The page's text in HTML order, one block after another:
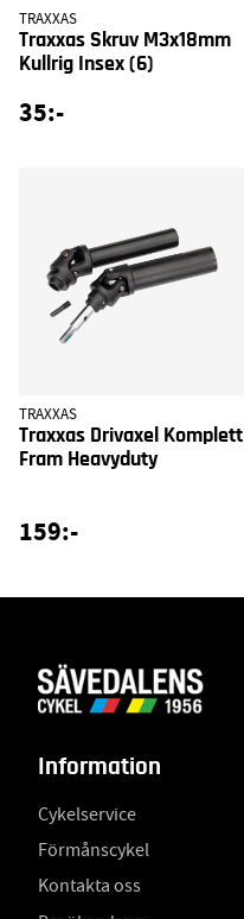
TRAXXAS
Traxxas Skruv M3x18mm
Kullrig Insex (6)
35:-
TRAXXAS
Traxxas Drivaxel Komplett
Fram Heavyduty
159:-
Information
Cykelservice
Förmånscykel
Kontakta oss